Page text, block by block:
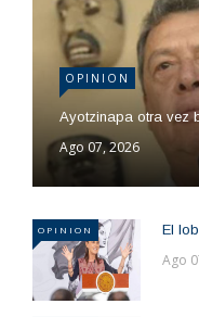
OPINION
Ayotzinapa otra vez
Ago 07, 2026
OPINION El
Ago